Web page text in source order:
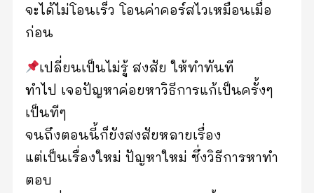
จะได้ไม่โอนเร็ว โอนค่าคอร์ส​ไวเหมือนเมื่อ
ก่อน
​เปลี่ยนเป็นไม่รู้ สงสัย ให้ทำทันที
ทำไป เจอปัญหาค่อยหาวิธีการแก้เป็นครั้งๆ
เป็นทีๆ
จนถึงตอนนี้ก็ยังสงสัยหลายเรื่อง
แต่เป็นเรื่องใหม่ ปัญหาใหม่ ซึ่งวิธีการหาทำ
ตอบ